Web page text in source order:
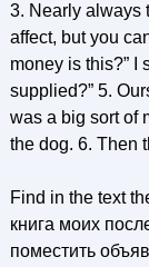
3. Nearly always
affect, but you
money is this?” I
supplied?” 5.
was a big sort of
the dog. 6. Then
Find in the text
книга моих
поместить